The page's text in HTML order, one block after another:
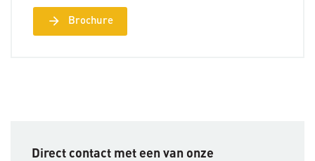
arrow_forward Brochure
Direct contact met een van onze